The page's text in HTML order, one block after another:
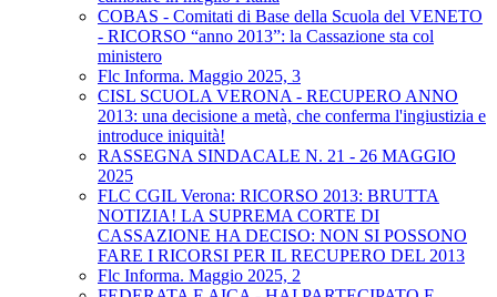
COBAS - Comitati di Base della Scuola del VENETO
- RICORSO “anno 2013”: la Cassazione sta col
ministero
Flc Informa. Maggio 2025, 3
CISL SCUOLA VERONA - RECUPERO ANNO
2013: una decisione a metà, che conferma l'ingiustizia e
introduce iniquità!
RASSEGNA SINDACALE N. 21 - 26 MAGGIO
2025
FLC CGIL Verona: RICORSO 2013: BRUTTA
NOTIZIA! LA SUPREMA CORTE DI
CASSAZIONE HA DECISO: NON SI POSSONO
FARE I RICORSI PER IL RECUPERO DEL 2013
Flc Informa. Maggio 2025, 2